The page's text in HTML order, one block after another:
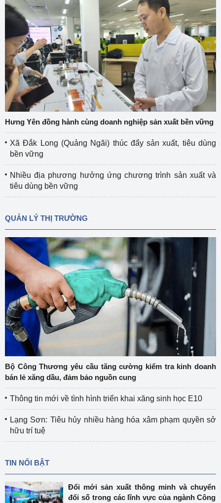
Hưng Yên đồng hành cùng doanh nghiệp sản xuất bền vững
Xã Đắk Long (Quảng Ngãi) thúc đẩy sản xuất, tiêu dùng
bền vững
Nhiều địa phương hưởng ứng chương trình sản xuất và
tiêu dùng bền vững
QUẢN LÝ THỊ TRƯỜNG
Bộ Công Thương yêu cầu tăng cường kiểm tra kinh doanh
bán lẻ xăng dầu, đảm bảo nguồn cung
Thông tin mới về tình hình triển khai xăng sinh học E10
Lạng Sơn: Tiêu hủy nhiều hàng hóa xâm phạm quyền sở
hữu trí tuệ
TIN NỔI BẬT
Đổi mới sản xuất thông minh và chuyển
đổi số trong các lĩnh vực của ngành Công